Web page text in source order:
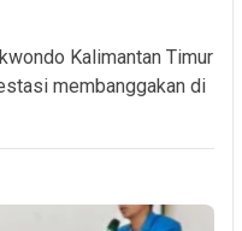
Kalimantan Timur
membanggakan di